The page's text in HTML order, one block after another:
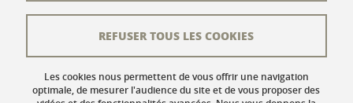
Crédits
Mentions légales
Données personnelles
Les cookies nous permettent de vous offrir une navigation
optimale, de mesurer l'audience du site et de vous proposer des
REFUSER TOUS LES COOKIES